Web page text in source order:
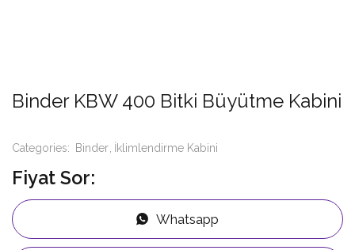
Binder KBW 400 Bitki Büyütme Kabini
Categories: Binder İklimlendirme Kabini
Fiyat Sor:
Whatsapp